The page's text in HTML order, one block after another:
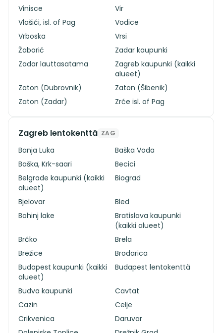
Vinisce
Vir
Vlašići, isl. of Pag
Vodice
Vrboska
Vrsi
Žaborić
Zadar kaupunki
Zadar lauttasatama
Zagreb kaupunki (kaikki
alueet)
Zaton (Dubrovnik)
Zaton (Šibenik)
Zaton (Zadar)
Zrće isl. of Pag
Zagreb lentokenttä ZAG
Banja Luka
Baška Voda
Baška, Krk-saari
Becici
Belgrade kaupunki (kaikki
alueet)
Biograd
Bjelovar
Bled
Bohinj lake
Bratislava kaupunki
(kaikki alueet)
Brčko
Brela
Brežice
Brodarica
Budapest kaupunki (kaikki
alueet)
Budapest lentokenttä
Budva kaupunki
Cavtat
Cazin
Celje
Crikvenica
Daruvar